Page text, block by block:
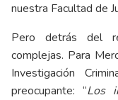
nuestra Facultad de
Pero detrás del
complejas. Para
Investigación
preocupante: “Los